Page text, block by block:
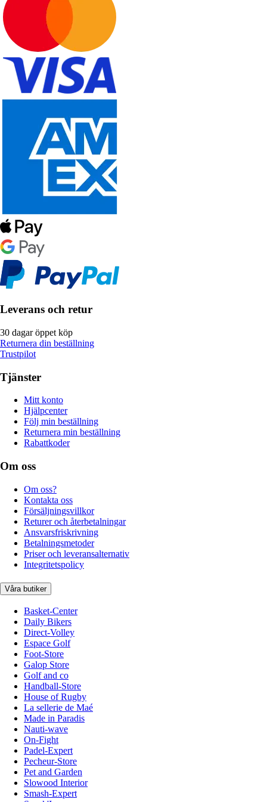
Leverans och retur
30 dagar öppet köp
Returnera din beställning
Trustpilot
Tjänster
Mitt konto
Hjälpcenter
Följ min beställning
Returnera min beställning
Rabattkoder
Om oss
Om oss?
Kontakta oss
Försäljningsvillkor
Returer och återbetalningar
Ansvarsfriskrivning
Betalningsmetoder
Priser och leveransalternativ
Integritetspolicy
Våra butiker
Basket-Center
Daily Bikers
Direct-Volley
Espace Golf
Foot-Store
Galop Store
Golf and co
Handball-Store
House of Rugby
La sellerie de Maé
Made in Paradis
Nauti-wave
On-Fight
Padel-Expert
Pecheur-Store
Pet and Garden
Slowood Interior
Smash-Expert